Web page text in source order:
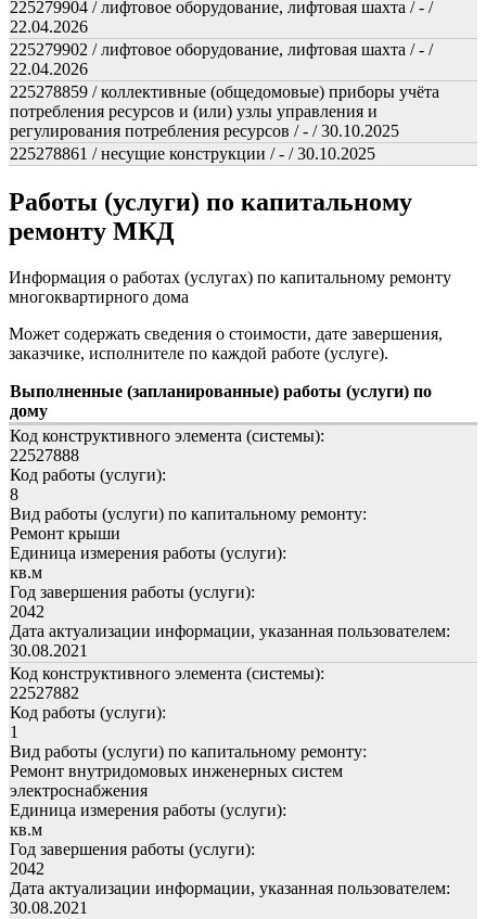
225279904 / лифтовое оборудование, лифтовая шахта / - /
22.04.2026
225279902 / лифтовое оборудование, лифтовая шахта / - /
22.04.2026
225278859 / коллективные (общедомовые) приборы учёта
потребления ресурсов и (или) узлы управления и
регулирования потребления ресурсов / - / 30.10.2025
225278861 / несущие конструкции / - / 30.10.2025
Работы (услуги) по капитальному
ремонту МКД
Информация о работах (услугах) по капитальному ремонту
многоквартирного дома
Может содержать сведения о стоимости, дате завершения,
заказчике, исполнителе по каждой работе (услуге).
Выполненные (запланированные) работы (услуги) по
дому
Код конструктивного элемента (системы):
22527888
Код работы (услуги):
8
Вид работы (услуги) по капитальному ремонту:
Ремонт крыши
Единица измерения работы (услуги):
кв.м
Год завершения работы (услуги):
2042
Дата актуализации информации, указанная пользователем:
30.08.2021
Код конструктивного элемента (системы):
22527882
Код работы (услуги):
1
Вид работы (услуги) по капитальному ремонту:
Ремонт внутридомовых инженерных систем
электроснабжения
Единица измерения работы (услуги):
кв.м
Год завершения работы (услуги):
2042
Дата актуализации информации, указанная пользователем:
30.08.2021